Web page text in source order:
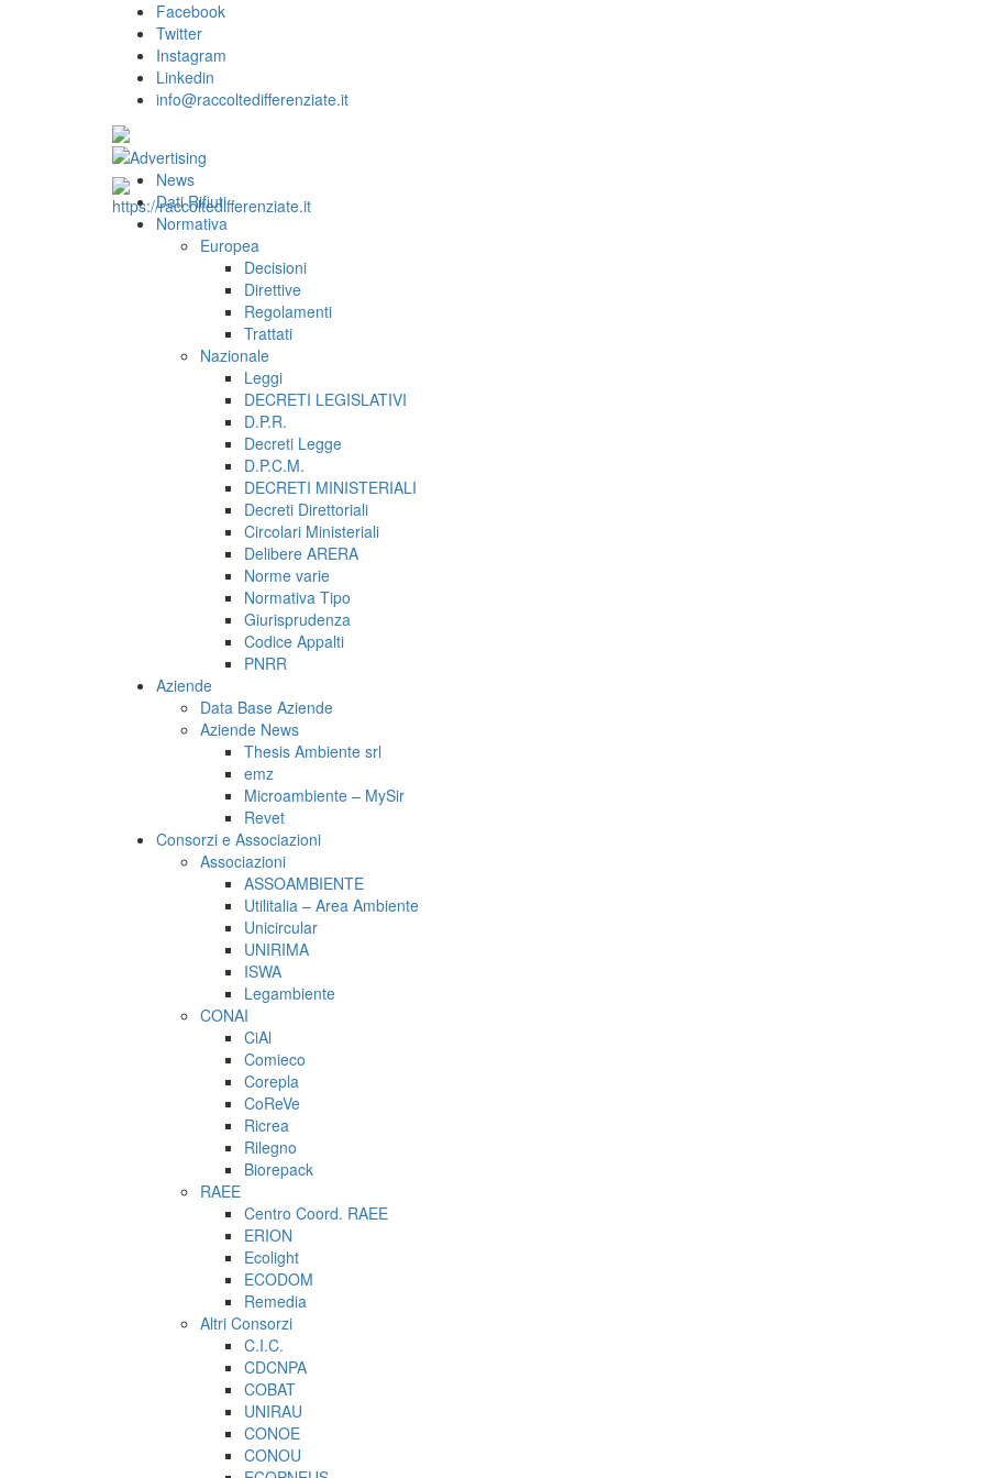
Facebook
Twitter
Instagram
Linkedin
info@raccoltedifferenziate.it
News
Dati Rifiuti
Normativa
Europea
Decisioni
Direttive
Regolamenti
Trattati
Nazionale
Leggi
DECRETI LEGISLATIVI
D.P.R.
Decreti Legge
D.P.C.M.
DECRETI MINISTERIALI
Decreti Direttoriali
Circolari Ministeriali
Delibere ARERA
Norme varie
Normativa Tipo
Giurisprudenza
Codice Appalti
PNRR
Aziende
Data Base Aziende
Aziende News
Thesis Ambiente srl
emz
Microambiente – MySir
Revet
Consorzi e Associazioni
Associazioni
ASSOAMBIENTE
Utilitalia – Area Ambiente
Unicircular
UNIRIMA
ISWA
Legambiente
CONAI
CiAl
Comieco
Corepla
CoReVe
Ricrea
Rilegno
Biorepack
RAEE
Centro Coord. RAEE
ERION
Ecolight
ECODOM
Remedia
Altri Consorzi
C.I.C.
CDCNPA
COBAT
UNIRAU
CONOE
CONOU